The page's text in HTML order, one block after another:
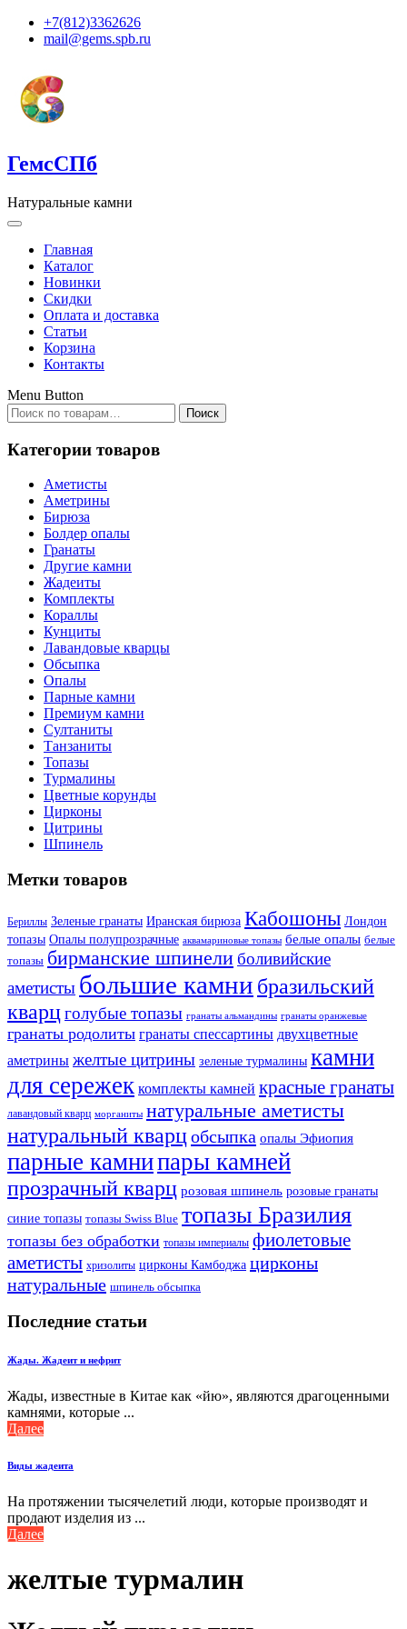
+7(812)3362626
mail@gems.spb.ru
ГемсСПб
Натуральные камни
Главная
Каталог
Новинки
Скидки
Оплата и доставка
Статьи
Корзина
Контакты
Menu Button
Искать:
Поиск
Категории товаров
Аметисты
Аметрины
Бирюза
Болдер опалы
Гранаты
Другие камни
Жадеиты
Комплекты
Кораллы
Кунциты
Лавандовые кварцы
Обсыпка
Опалы
Парные камни
Премиум камни
Султаниты
Танзаниты
Топазы
Турмалины
Цветные корунды
Цирконы
Цитрины
Шпинель
Метки товаров
Бериллы Зеленые гранаты Иранская бирюза Кабошоны Лондон
топазы Опалы полупрозрачные аквамариновые топазы белые опалы белые
топазы бирманские шпинелиболивийские
аметисты большие камни бразильский
кварцголубые топазы гранаты альмандины гранаты оранжевые
гранаты родолиты гранаты спессартины двухцветные
аметрины желтые цитрины зеленые турмалины камни
для сережек комплекты камней красные гранаты
лавандовый кварц морганиты натуральные аметисты
натуральный кварцобсыпка опалы Эфиопия
парные камнипары камней
прозрачный кварц розовая шпинель розовые гранаты
синие топазы топазы Swiss Blue топазы Бразилия
топазы без обработки топазы империалы фиолетовые
аметисты хризолиты цирконы Камбоджа цирконы
натуральные шпинель обсыпка
Последние статьи
Жады. Жадеит и нефрит
Жады, известные в Китае как «йю», являются драгоценными
камнями, которые ...
Далее
Виды жадеита
На протяжении тысячелетий люди, которые производят и
продают изделия из ...
Далее
желтые турмалин